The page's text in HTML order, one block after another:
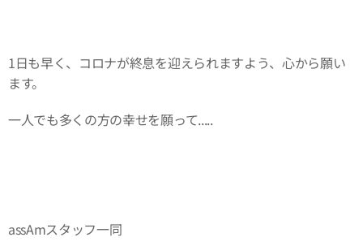
1日も早く、コロナが終息を迎えられますよう、心から願い
ます。
一人でも多くの方の幸せを願って.....
assAmスタッフ一同